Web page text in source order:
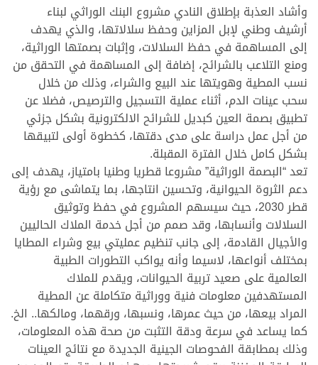
وأشاد العذبة بإطلاق النادي مشروع البنك الوراثي لبناء
أرشيف وطني لإبل المزاين وحفظ سلالاتها، والذي يهدف
إلى المساهمة في حفظ السلالات، وإثبات بصمتها الوراثية،
ومنع التلاعب بالشرائح، إضافة إلى المساهمة في التحقق من
نسب المطية وهويتها عند البيع والشراء، وذلك من خلال
سحب عينات الدم، أثناء عملية التسجيل والترصيص، فضلا عن
تطبيق بصمة العين كبديل للشرائح الالكترونية بشكل جزئي
من أجل عمل دراسة على مدى دقتها، كخطوة أولى لتبيقها
بشكل كامل خلال الفترة المقبلة.
تعد “البصمة الوراثية” مشروعا قطريا وطنيا بامتياز، يهدف إلى
دعم الثروة الحيوانية، وتحسين انتاجها، بما يتماشى مع رؤية
قطر 2030، حيث سيسهم المشروع في حفظ وتوثيق
السلالات وأنسابها، وقد صمم من أجل خدمة الملاك الحاليين
والأجيال القادمة، إلى جانب تنظيم عمليتي بيع وشراء المطايا
بمختلف أنواعها، لاسيما وأنه يواكب التطورات الطبية
العالمية على صعيد تربية الحيوانات، ويقدم للملاك
المستهدفين معلومات فنية ووراثية متكاملة عن المطية
المراد بيعها، من حيث عمرها، ونسبها، ورقهما، ومالكها.. الخ.
كما يساعد في سرعة ودقة التثبت من صحة هذه المعلومات،
وذلك بمطابقة الفحوصات الجينية الجديدة مع نتائج العينات